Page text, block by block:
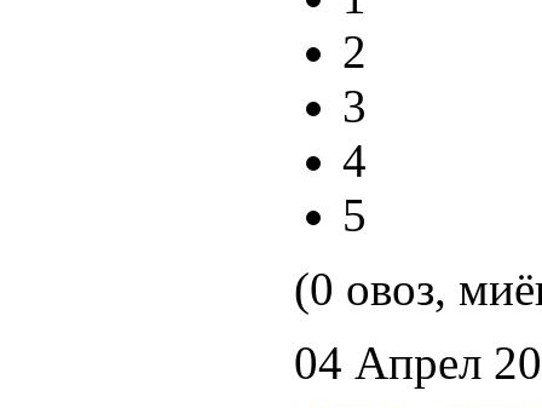
2
3
4
5
(0 овоз,
04 Апрел